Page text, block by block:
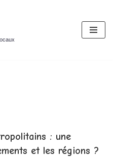
: une
et les régions ?